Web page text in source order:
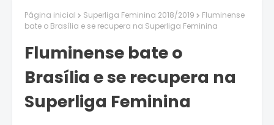
Página inicial Superliga Feminina 2018/2019
Fluminense
bate o Brasília e se recupera na Superliga Feminina
Fluminense bate o
Brasília e se recupera na
Superliga Feminina